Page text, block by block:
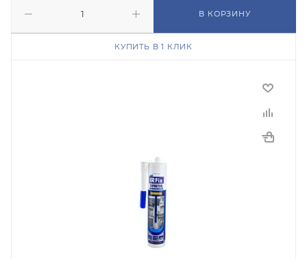
В КОРЗИНУ
КУПИТЬ В 1 КЛИК